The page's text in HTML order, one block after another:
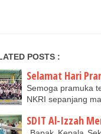
POSTS :
Selamat Hari
Semoga pramuka
NKRI sepanjang
SDIT Al-Izzah